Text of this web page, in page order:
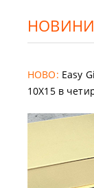
НОВИНИ
НОВО: Easy
10X15 в